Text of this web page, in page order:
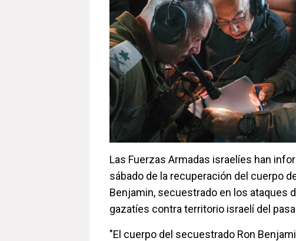
Las Fuerzas Armadas israelíes han
sábado de la recuperación del cuerpo
Benjamin, secuestrado en los ataques
gazatíes contra territorio israelí del
"El cuerpo del secuestrado Ron